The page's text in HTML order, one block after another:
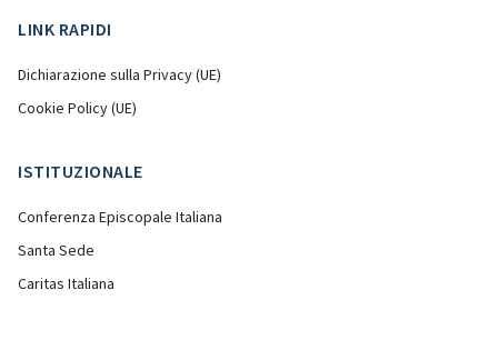
LINK RAPIDI
Dichiarazione sulla Privacy (UE)
Cookie Policy (UE)
ISTITUZIONALE
Conferenza Episcopale Italiana
Santa Sede
Caritas Italiana